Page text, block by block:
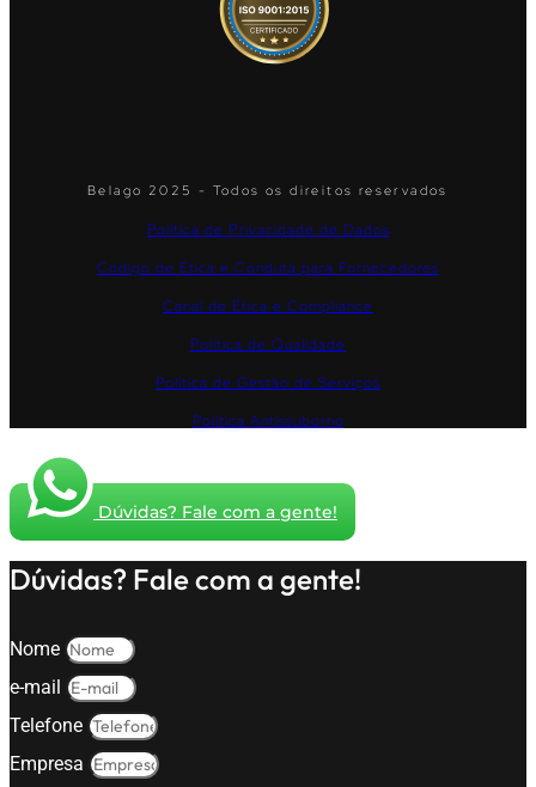
Belago 2025 - Todos os direitos reservados
Política de Privacidade de Dados
Código de Ética e Conduta para Fornecedores
Canal de Ética e Compliance
Política de Qualidade
Política de Gestão de Serviços
Política Antissuborno
Dúvidas? Fale com a gente!
Dúvidas? Fale com a gente!
Nome
e-mail
Telefone
Empresa